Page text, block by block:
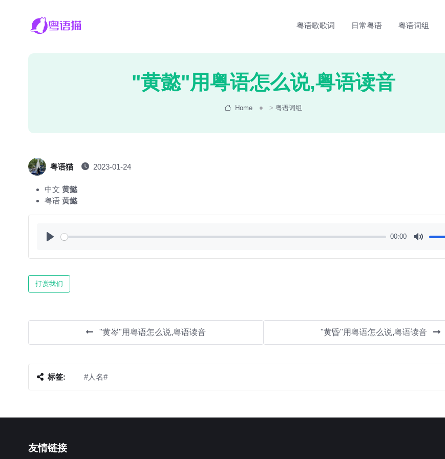
粤语歌歌词 日常粤语 粤语词组
"黄懿"用粤语怎么说,粤语读音
Home >粤语词组
粤语猫 2023-01-24
中文 黄懿
粤语 黄懿
00:00
打赏我们
"黄岑"用粤语怎么说,粤语读音 "黄昏"用粤语怎么说,粤语读音
标签: #人名#
友情链接